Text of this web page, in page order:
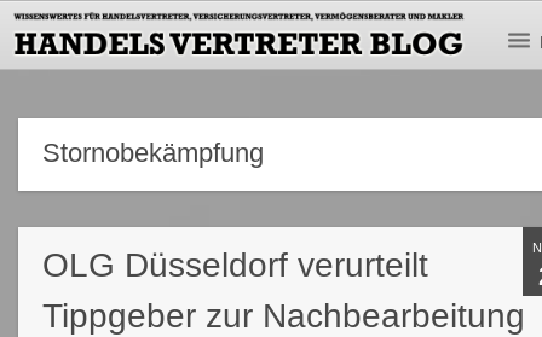
Stornobekämpfung
OLG Düsseldorf verurteilt
Tippgeber zur Nachbearbeitung